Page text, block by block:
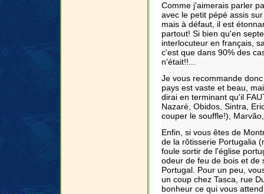
Comme j'aimerais parler
avec le petit pépé assis
mais à défaut, il est
partout! Si bien qu'en
interlocuteur en français,
c'est que dans 90% des
n'était!!...
Je vous recommande
pays est vaste et beau,
dirai en terminant qu'il
Nazaré, Obidos, Sintra,
couper le souffle!),
Enfin, si vous êtes de
de la rôtisserie Portugalia
foule sortir de l'église
odeur de feu de bois et de
Portugal. Pour un peu,
un coup chez Tasca, rue
bonheur ce qui vous